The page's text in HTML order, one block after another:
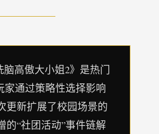
脑高傲大小姐2》是热门
家通过策略性选择影响
更新扩展了校园场景的
的“社团活动”事件链解